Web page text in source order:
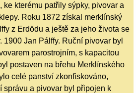
ke kterému patřily sýpky, pivovar a
Roku 1872 získal merklínský
z Erdödu a ještě za jeho života se
1900 Jan Pálffy. Ruční pivovar byl
parostrojním, s kapacitou
postaven na břehu Merklínského
celé panství zkonfiskováno,
správu a pivovar byl připojen k